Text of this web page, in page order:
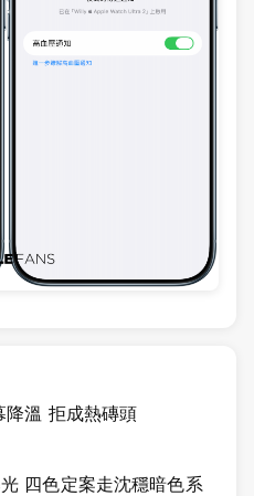
溫 拒成熱磚頭
四色定案走沈穩暗色系